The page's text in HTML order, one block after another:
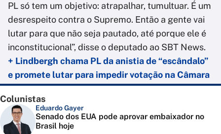
PL só tem um objetivo: atrapalhar, tumultuar. É um
desrespeito contra o Supremo. Então a gente vai
lutar para que não seja pautado, até porque ele é
inconstitucional”, disse o deputado ao SBT News.
+ Lindbergh chama PL da anistia de “escândalo”
e promete lutar para impedir votação na Câmara
Colunistas
Eduardo Gayer
Senado dos EUA pode aprovar embaixador no
Brasil hoje